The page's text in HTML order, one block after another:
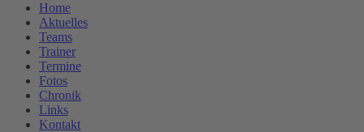
Home
Aktuelles
Teams
Trainer
Termine
Fotos
Chronik
Links
Kontakt